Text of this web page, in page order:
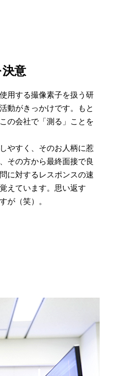
意
用する撮像素子を扱う研
動がきっかけです。もと
の会社で「測る」ことを
やすく、そのお人柄に惹
その方から最終面接で良
に対するレスポンスの速
えています。思い返す
が（笑）。